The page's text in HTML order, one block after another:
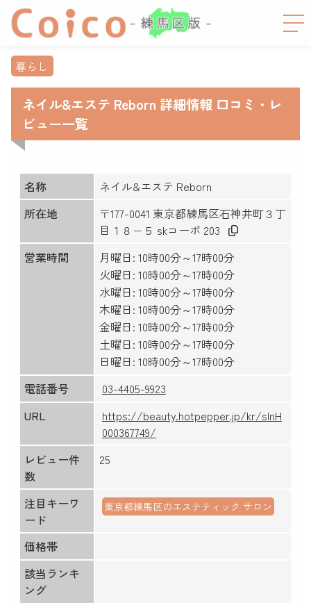
暮らし
ネイル&エステ Reborn 詳細情報 口コミ・レ
ビュー一覧
名称
ネイル&エステ Reborn
所在地
〒177-0041 東京都練馬区石神井町３丁
目１８−５ skコーポ 203
営業時間
月曜日: 10時00分～17時00分
火曜日: 10時00分～17時00分
水曜日: 10時00分～17時00分
木曜日: 10時00分～17時00分
金曜日: 10時00分～17時00分
土曜日: 10時00分～17時00分
日曜日: 10時00分～17時00分
電話番号
03-4405-9923
URL
https://beauty.hotpepper.jp/kr/slnH
000367749/
レビュー件
数
25
注目キーワ
ード
東京都練馬区のエステティック サロン
価格帯
該当ランキ
ング